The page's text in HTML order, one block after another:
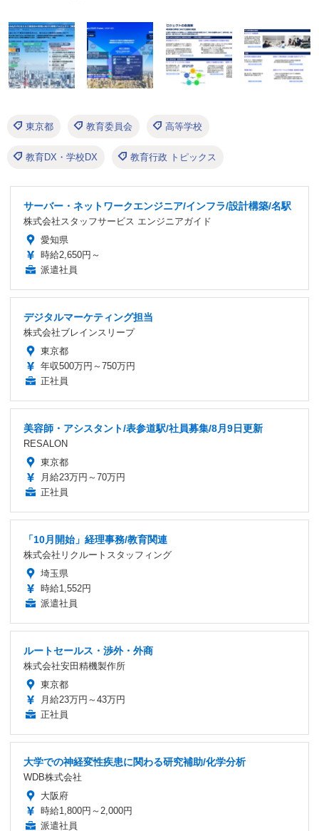
東京都 教育委員会 高等学校
教育DX・学校DX 教育行政 トピックス
サーバー・ネットワークエンジニア/インフラ/設計構築/名駅
株式会社スタッフサービス エンジニアガイド
愛知県
時給2,650円～
派遣社員
デジタルマーケティング担当
株式会社ブレインスリープ
東京都
年収500万円～750万円
正社員
美容師・アシスタント/表参道駅/社員募集/8月9日更新
RESALON
東京都
月給23万円～70万円
正社員
「10月開始」経理事務/教育関連
株式会社リクルートスタッフィング
埼玉県
時給1,552円
派遣社員
ルートセールス・渉外・外商
株式会社安田精機製作所
東京都
月給23万円～43万円
正社員
大学での神経変性疾患に関わる研究補助/化学分析
WDB株式会社
大阪府
時給1,800円～2,000円
派遣社員